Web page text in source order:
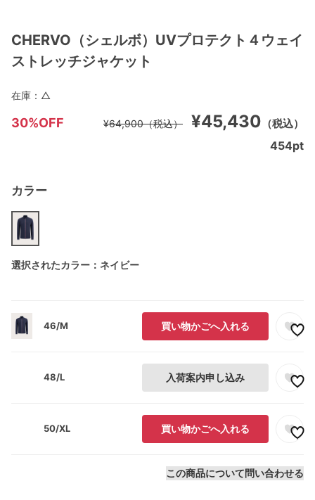
CHERVO（シェルボ）UVプロテクト４ウェイ
ストレッチジャケット
30%OFF ¥45,430 （税込）
¥64,900（税込）
カラー
選択されたカラー：ネイビー
46/M 買い物かごへ入れる
48/L 入荷案内申し込み
50/XL 買い物かごへ入れる
この商品について問い合わせる
在庫： △
454pt